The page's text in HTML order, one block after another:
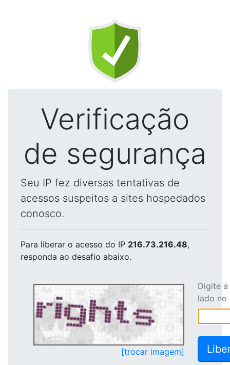
Verificação
de segurança
Seu IP fez diversas tentativas de
acessos suspeitos a sites hospedados
conosco.
Para liberar o acesso do IP 216.73.216.48,
responda ao desafio abaixo.
[trocar imagem]
Digite
lado no